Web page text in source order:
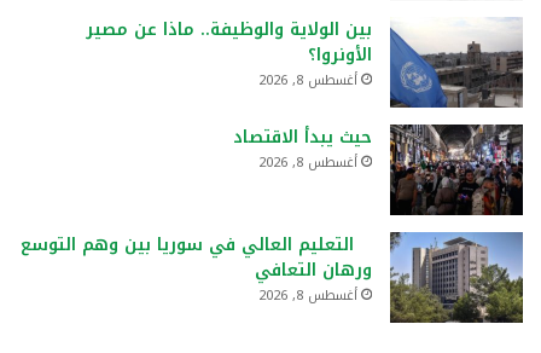
بين الولاية والوظيفة.. ماذا عن مصير
الأونروا؟
أغسطس 8, 2026
حيث يبدأ الاقتصاد
أغسطس 8, 2026
التعليم العالي في سوريا بين وهم التوسع
ورهان التعافي
أغسطس 8, 2026